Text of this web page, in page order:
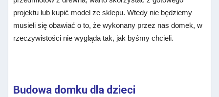
projektu lub kupić model ze sklepu. Wtedy nie będziemy
musieli się obawiać o to, że wykonany przez nas domek, w
rzeczywistości nie wygląda tak, jak byśmy chcieli.
Budowa domku dla dzieci